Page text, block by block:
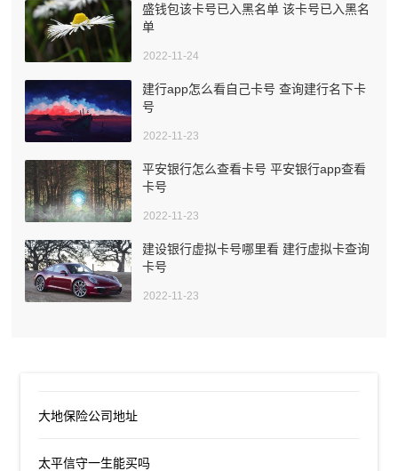
盛钱包该卡号已入黑名单 该卡号已入黑名
单
2022-11-24
建行app怎么看自己卡号 查询建行名下卡
号
2022-11-23
平安银行怎么查看卡号 平安银行app查看
卡号
2022-11-23
建设银行虚拟卡号哪里看 建行虚拟卡查询
卡号
2022-11-23
大地保险公司地址
太平信守一生能买吗